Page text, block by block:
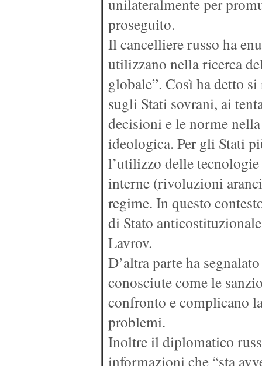
unilateralmente per
proseguito.
Il cancelliere russo ha
utilizzano nella ricerca
globale”. Così ha detto
sugli Stati sovrani, ai
decisioni e le norme
ideologica. Per gli Stati
l’utilizzo delle
interne (rivoluzioni
regime. In questo
di Stato
Lavrov.
D’altra parte ha
conosciute come le
confronto e complicano
problemi.
Inoltre il diplomatico
informazioni che “sta